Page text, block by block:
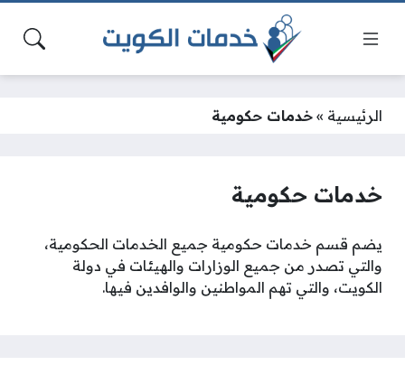
الرئيسية » خدمات حكومية
خدمات حكومية
يضم قسم خدمات حكومية جميع الخدمات الحكومية،
والتي تصدر من جميع الوزارات والهيئات في دولة
الكويت، والتي تهم المواطنين والوافدين فيها.